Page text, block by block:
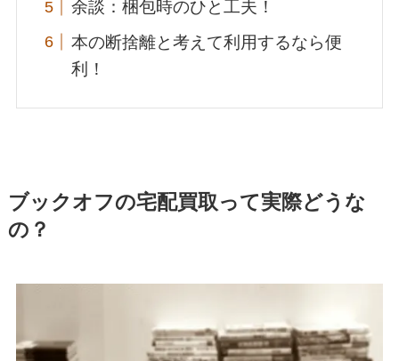
余談：梱包時のひと工夫！
本の断捨離と考えて利用するなら便
利！
ブックオフの宅配買取って実際どうな
の？